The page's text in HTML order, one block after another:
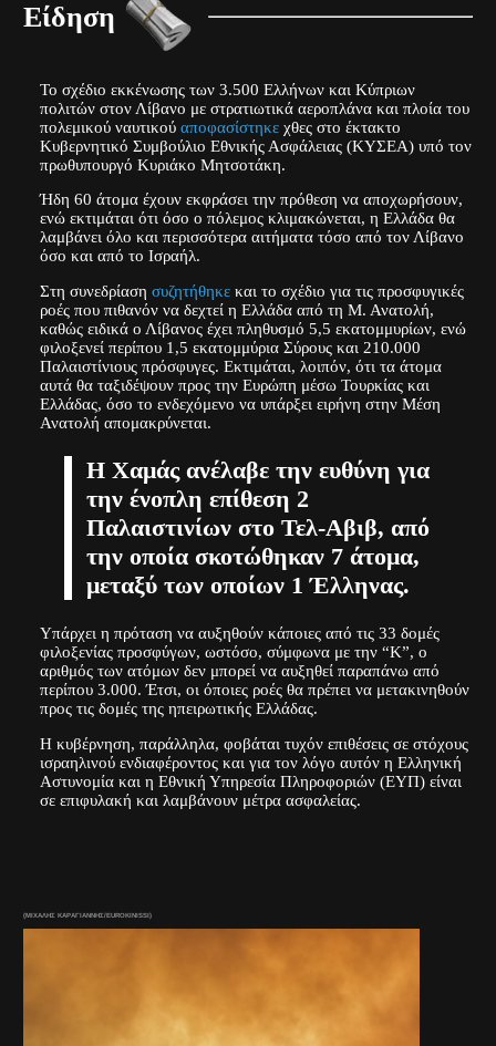
Είδηση
Το σχέδιο εκκένωσης των 3.500 Ελλήνων και Κύπριων
πολιτών στον Λίβανο με στρατιωτικά αεροπλάνα και πλοία του
πολεμικού ναυτικού αποφασίστηκεχθες στο έκτακτο
Κυβερνητικό Συμβούλιο Εθνικής Ασφάλειας (ΚΥΣΕΑ) υπό τον
πρωθυπουργό Κυριάκο Μητσοτάκη.
Ήδη 60 άτομα έχουν εκφράσει την πρόθεση να αποχωρήσουν,
ενώ εκτιμάται ότι όσο ο πόλεμος κλιμακώνεται, η Ελλάδα θα
λαμβάνει όλο και περισσότερα αιτήματα τόσο από τον Λίβανο
όσο και από το Ισραήλ.
Στη συνεδρίαση συζητήθηκεκαι το σχέδιο για τις προσφυγικές
ροές που πιθανόν να δεχτεί η Ελλάδα από τη Μ. Ανατολή,
καθώς ειδικά ο Λίβανος έχει πληθυσμό 5,5 εκατομμυρίων, ενώ
φιλοξενεί περίπου 1,5 εκατομμύρια Σύρους και 210.000
Παλαιστίνιους πρόσφυγες. Εκτιμάται, λοιπόν, ότι τα άτομα
αυτά θα ταξιδέψουν προς την Ευρώπη μέσω Τουρκίας και
Ελλάδας, όσο το ενδεχόμενο να υπάρξει ειρήνη στην Μέση
Ανατολή απομακρύνεται.
Η Χαμάς ανέλαβε την ευθύνη για
την ένοπλη επίθεση 2
Παλαιστινίων στο Τελ-Αβιβ, από
την οποία σκοτώθηκαν 7 άτομα,
μεταξύ των οποίων 1 Έλληνας.
Υπάρχει η πρόταση να αυξηθούν κάποιες από τις 33 δομές
φιλοξενίας προσφύγων, ωστόσο, σύμφωνα με την “Κ”, ο
αριθμός των ατόμων δεν μπορεί να αυξηθεί παραπάνω από
περίπου 3.000. Έτσι, οι όποιες ροές θα πρέπει να μετακινηθούν
προς τις δομές της ηπειρωτικής Ελλάδας.
H κυβέρνηση, παράλληλα, φοβάται τυχόν επιθέσεις σε στόχους
ισραηλινού ενδιαφέροντος και για τον λόγο αυτόν η Ελληνική
Αστυνομία και η Εθνική Υπηρεσία Πληροφοριών (ΕΥΠ) είναι
σε επιφυλακή και λαμβάνουν μέτρα ασφαλείας.
(ΜΙΧΑΛΗΣ ΚΑΡΑΓΙΑΝΝΗΣ/EUROKINISSI)